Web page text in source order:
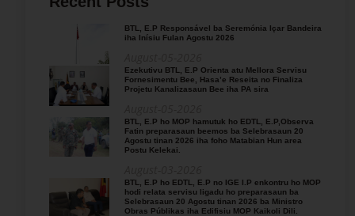
BTL, E.P Responsável ba Seremónia Içar Bandeira
iha Inísiu Fulan Agostu 2026
Ezekutivu BTL, E.P Orienta atu Mellora Servisu
Fornesimentu Bee, Hasa’e Reseita no Finaliza
Projetu Kanalizasaun Bee iha PA sira
BTL, E.P ho MOP hamutuk ho EDTL, E.P,Observa
Fatin preparasaun beemos ba Selebrasaun 20
Agostu tinan 2026 iha foho Matabian Hun area
Postu Kelekai.
BTL, E.P ho EDTL, E.P no IGE I.P enkontru ho MOP
hodi relata servisu ligadu ho preparasaun ba
Selebrasaun 20 Agostu tinan 2026 ba Ministro
Obras Públikas iha Edifisiu MOP Kaikoli Dili.